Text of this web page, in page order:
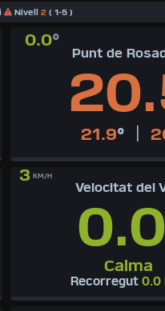
0.0°
Punt de
21.9°
3 KM/H
Velocitat del
0.0
Calma
Recorregut0.0
Nivell2 ( 1-5 )